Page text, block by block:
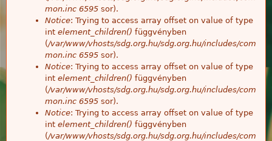
mon.inc 6595 sor).
Notice: Trying to access array offset on value of type
int element_children() függvényben
(/var/www/vhosts/sdg.org.hu/sdg.org.hu/includes/com
mon.inc 6595 sor).
Notice: Trying to access array offset on value of type
int element_children() függvényben
(/var/www/vhosts/sdg.org.hu/sdg.org.hu/includes/com
mon.inc 6595 sor).
Notice: Trying to access array offset on value of type
int element_children() függvényben
(/var/www/vhosts/sdg.org.hu/sdg.org.hu/includes/com